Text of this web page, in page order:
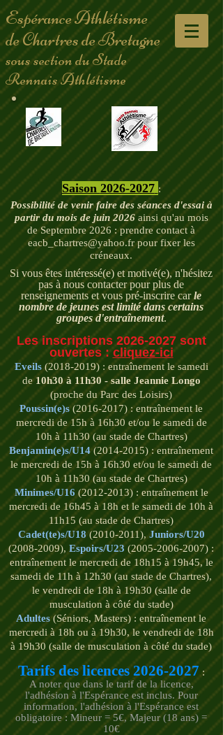
Espérance Athlétisme
de Chartres de Bretagne
sous section du Stade
Rennais Athlétisme
Saison 2026-2027 :
Possibilité de venir faire des séances d'essai à
partir du mois de juin 2026 ainsi qu'au mois
de Septembre 2026 : prendre contact à
eacb_chartres@yahoo.frpour fixer les
créneaux.
Si vous êtes intéressé(e) et motivé(e),n'hésitez
pas à nous contacter pour plus de
renseignementset vous pré-inscrire carle
nombre de jeunes est limitédans certains
groupes d'entraînement.
Les inscriptions 2026-2027sont
ouvertes :cliquez-ici
Eveils (2018-2019): entraînement le samedi
de10h30 à 11h30 - salle Jeannie Longo
(proche du Parc des Loisirs)
Poussin(e)s (2016-2017) : entraînement le
mercredi de 15h à 16h30 et/ou le samedi de
10h à 11h30 (au stade de Chartres)
Benjamin(e)s/U14 (2014-2015) : entraînement
le mercredi de 15h à 16h30 et/ou le samedi de
10h à 11h30 (au stade de Chartres)
Minimes/U16 (2012-2013): entraînement le
mercredi de 16h45 à 18h et le samedi de 10h à
11h15 (au stade de Chartres)
Cadet(te)s/U18 (2010-2011),Juniors/U20
(2008-2009), Espoirs/U23 (2005-2006-2007) :
entraînement le mercredi de 18h15 à 19h45, le
samedi de 11h à 12h30 (au stade de Chartres),
le vendredi de 18h à 19h30 (salle de
musculation à côté du stade)
Adultes(Séniors, Masters) : entraînement le
mercredi à 18h ou à 19h30, le vendredi de 18h
à 19h30 (salle de musculation à côté du stade)
Tarifs des licences2026-2027 :
A noter que dans le tarif de la licence,
l'adhésion à l'Espérance est inclus. Pour
information, l'adhésion à l'Espérance est
obligatoire : Mineur = 5€, Majeur (18 ans) =
10€